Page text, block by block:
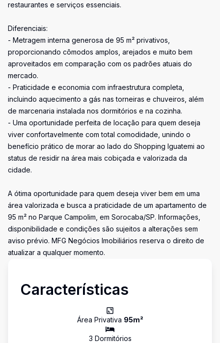
restaurantes e serviços essenciais.
Diferenciais:
- Metragem interna generosa de 95 m² privativos,
proporcionando cômodos amplos, arejados e muito bem
aproveitados em comparação com os padrões atuais do
mercado.
- Praticidade e economia com infraestrutura completa,
incluindo aquecimento a gás nas torneiras e chuveiros, além
de marcenaria instalada nos dormitórios e na cozinha.
- Uma oportunidade perfeita de locação para quem deseja
viver confortavelmente com total comodidade, unindo o
benefício prático de morar ao lado do Shopping Iguatemi ao
status de residir na área mais cobiçada e valorizada da
cidade.
A ótima oportunidade para quem deseja viver bem em uma
área valorizada e busca a praticidade de um apartamento de
95 m² no Parque Campolim, em Sorocaba/SP. Informações,
disponibilidade e condições são sujeitos a alterações sem
aviso prévio. MFG Negócios Imobiliários reserva o direito de
atualizar a qualquer momento.
Características
Área Privativa 95m²
3 Dormitórios